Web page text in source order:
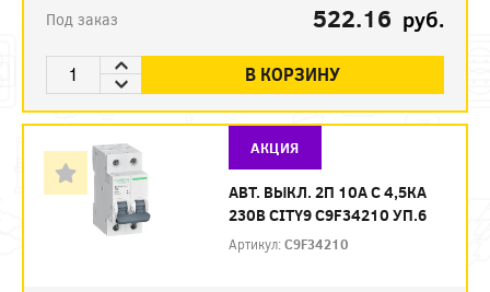
Под заказ 522.16 руб.
В КОРЗИНУ
АКЦИЯ
АВТ. ВЫКЛ. 2П 10А С 4,5КА
230В CITY9 C9F34210 УП.6
Артикул:C9F34210